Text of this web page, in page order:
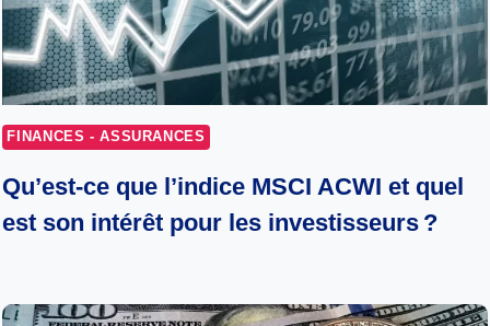
FINANCES - ASSURANCES
Qu’est-ce que l’indice MSCI ACWI et quel
est son intérêt pour les investisseurs ?